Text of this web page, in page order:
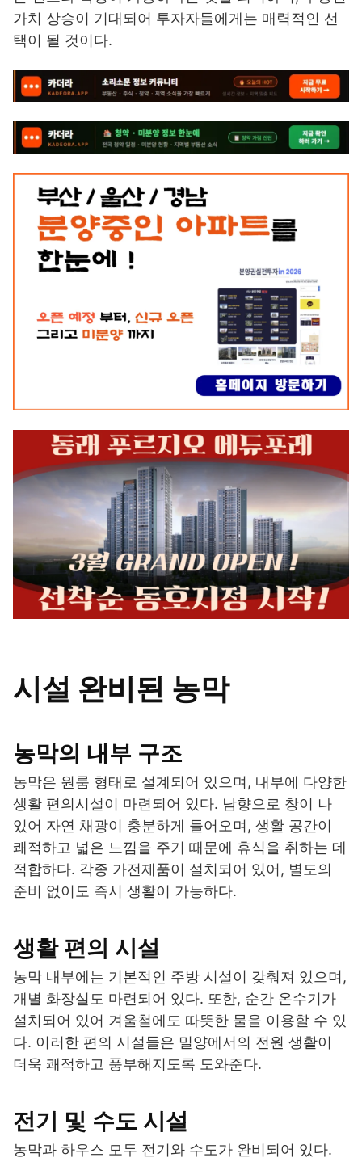
가치 상승이 기대되어 투자자들에게는 매력적인 선
택이 될 것이다.
시설 완비된 농막
농막의 내부 구조
농막은 원룸 형태로 설계되어 있으며, 내부에 다양한
생활 편의시설이 마련되어 있다. 남향으로 창이 나
있어 자연 채광이 충분하게 들어오며, 생활 공간이
쾌적하고 넓은 느낌을 주기 때문에 휴식을 취하는 데
적합하다. 각종 가전제품이 설치되어 있어, 별도의
준비 없이도 즉시 생활이 가능하다.
생활 편의 시설
농막 내부에는 기본적인 주방 시설이 갖춰져 있으며,
개별 화장실도 마련되어 있다. 또한, 순간 온수기가
설치되어 있어 겨울철에도 따뜻한 물을 이용할 수 있
다. 이러한 편의 시설들은 밀양에서의 전원 생활이
더욱 쾌적하고 풍부해지도록 도와준다.
전기 및 수도 시설
농막과 하우스 모두 전기와 수도가 완비되어 있다.